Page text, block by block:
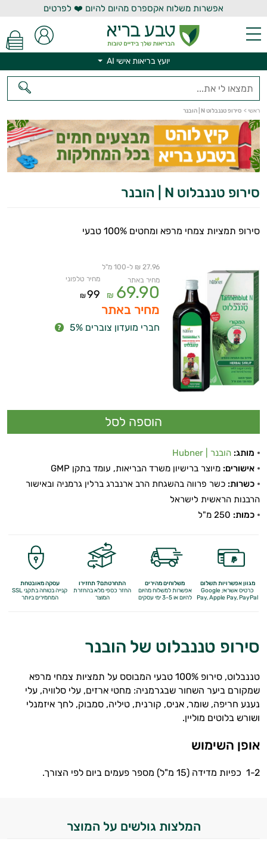
אפשרות משלוח אקספרס מהיום להיום ❤️ לפרטים
יועץ בריאות אישי AI
ראשי > סירופ טננבלוט N | הובנר
סירופ טננבלוט N | הובנר
סירופ תמציות צמחי מרפא ומחטים 100% טבעי
27.96 ₪ ל-100 מ"ל
מחיר באתר
69.90
₪
מחיר טלפוני
99
₪
מחיר באתר
חברי מועדון צוברים 5%
מותג: הובנר | Hubner
אישורים: מיוצר ברישיון משרד הבריאות, עומד בתקן GMP
כשרות: כשר פרווה בהשגחת הרב ארנברג ברלין גרמניה ובאישור
הרבנות הראשית לישראל
כמות:
מגוון אפשרויות תשלום
כרטיס אשראי, Google
Pay,Apple Pay, PayPal
משלוחים מהירים
אפשרות למשלוח מהיום
להיום או 3-5 ימי עסקים
התחרטתם? תחזירו
החזר כספי מלאבהחזרת
המוצר
עסקה מאובטחת
קנייה בטוחה בתקני SSL
המחמירים ביותר
סירופ טננבלוט של הובנר
טננבלוט, סירופ 100% טבעי המבוסס על תמציות צמחי מרפא
שמקורם ביער השחור שבגרמניה: מחטי ארזים, עלי סלוויה, עלי
נענע חריפה, שומר, אניס, קורנית, טיליה, סמבוק, לחך איזמנלי
ושורש בלוטים מוליין.
אופן השימוש
1-2 כפיות מדידה (15 מ"ל) מספר פעמים ביום לפי הצורך.
המלצות גולשים על המוצר
יועץ בריאות אישי AI